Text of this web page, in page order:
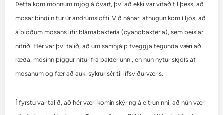
Þetta kom mönnum mjög á óvart, því að ekki var vitað til þess, að
mosar bindi nitur úr andrúmslofti. Við nánari athugun kom í ljós, að
á blöðum mosans lifir blámabaktería (cyanobakteria), sem beislar
nitrið. Hér var því talið, að um samhjálp tveggja tegunda væri að
ræða, mosinn þiggur nitur frá bakteríunni, en hún nýtur skjóls af
mosanum og fær að auki sykrur sér til lífsviðurværis.
Í fyrstu var talið, að hér væri komin skýring á eitruninni, að hún væri